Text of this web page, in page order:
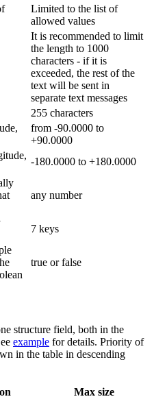
Limited to the list of
allowed values
It is recommended to limit
the length to 1000
characters - if it is
exceeded, the rest of the
text will be sent in
separate text messages
255 characters
from -90.0000 to
+90.0000
-180.0000 to +180.0000
any number
7 keys
true or false
structure field, both in the
example for details. Priority of
in the table in descending
Max size